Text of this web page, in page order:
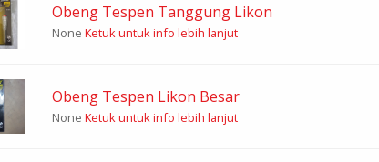
Obeng Tespen Tanggung Likon
None Ketuk untuk info lebih lanjut
Obeng Tespen Likon Besar
None Ketuk untuk info lebih lanjut